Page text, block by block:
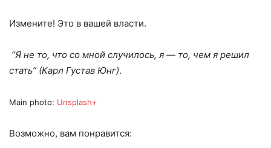
Измените! Это в вашей власти.
“Я не то, что со мной случилось, я — то, чем я решил
стать” (Карл Густав Юнг).
Main photo: Unsplash+
Возможно, вам понравится: